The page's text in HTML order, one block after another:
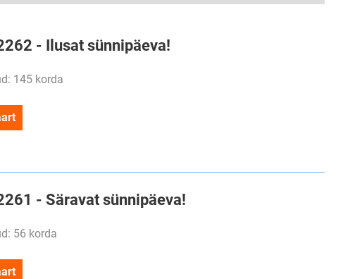
- Ilusat sünnipäeva!
145 korda
- Säravat sünnipäeva!
56 korda